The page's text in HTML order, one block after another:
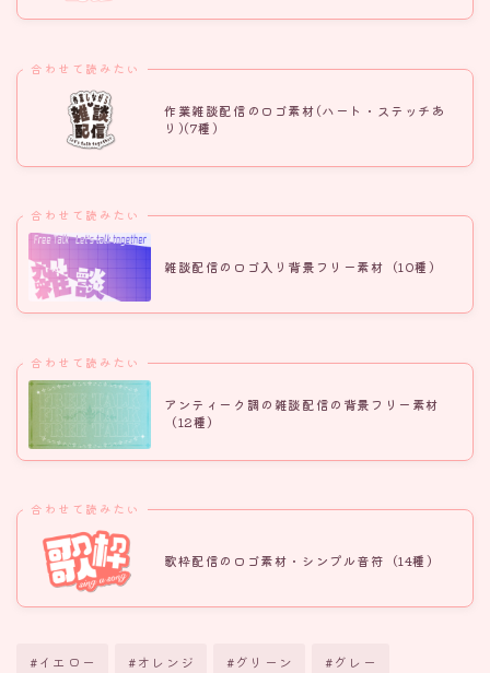
合わせて読みたい
作業雑談配信のロゴ素材(ハート・ステッチあ
り)(7種)
合わせて読みたい
雑談配信のロゴ入り背景フリー素材（10種）
合わせて読みたい
アンティーク調の雑談配信の背景フリー素材
（12種）
合わせて読みたい
歌枠配信のロゴ素材・シンプル音符（14種）
#イエロー #オレンジ #グリーン #グレー